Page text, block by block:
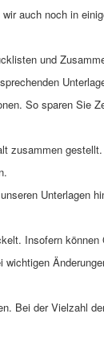
auch noch in
und
So sparen Sie
zusammen
Unterlagen
Insofern
Bei der Vielzahl